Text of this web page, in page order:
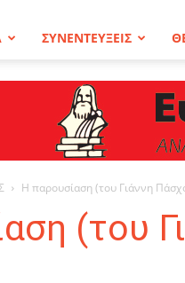
ΣΥΝΕΝΤΕΥΞΕΙΣ
Η παρουσίαση (του Γιάννη
(του